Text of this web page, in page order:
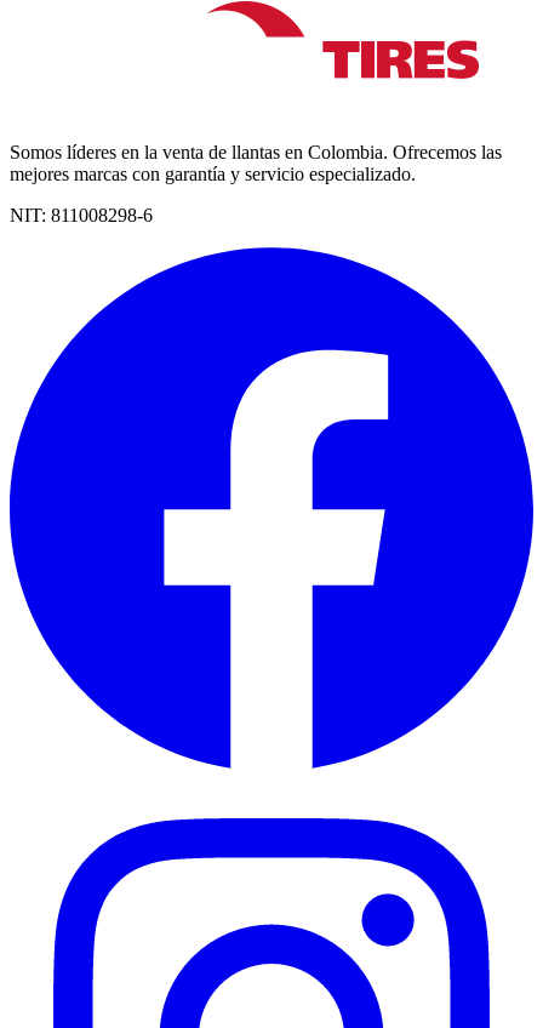
Somos líderes en la venta de llantas en Colombia. Ofrecemos las
mejores marcas con garantía y servicio especializado.
NIT: 811008298-6